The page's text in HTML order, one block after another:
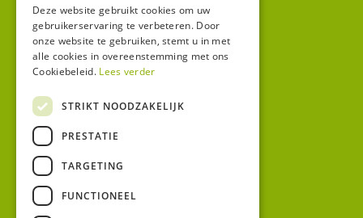
Algemene voorwaarden
Privacy
Bezoekadres:
Deze website gebruikt cookies om uw
gebruikerservaring te verbeteren. Door
onze website te gebruiken, stemt u in met
alle cookies in overeenstemming met ons
Cookiebeleid. Lees verder
STRIKT NOODZAKELIJK
PRESTATIE
TARGETING
FUNCTIONEEL